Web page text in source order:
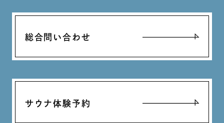
総合問い合わせ
サウナ体験予約